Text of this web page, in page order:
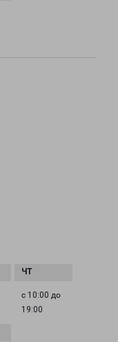
с 10:00 до
19:00